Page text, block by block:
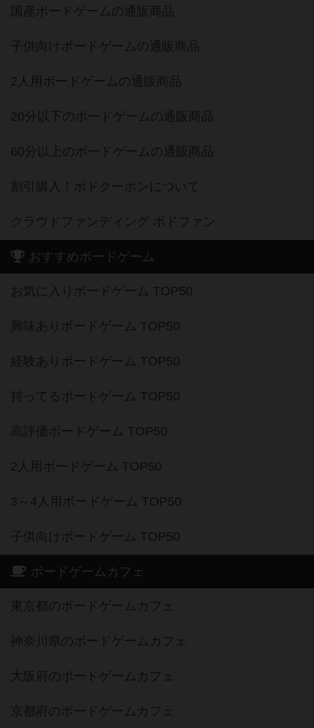
国産ボードゲームの通販商品
子供向けボードゲームの通販商品
2人用ボードゲームの通販商品
20分以下のボードゲームの通販商品
60分以上のボードゲームの通販商品
割引購入！ボドクーポンについて
クラウドファンディング ボドファン
おすすめボードゲーム
お気に入りボードゲーム TOP50
興味ありボードゲーム TOP50
経験ありボードゲーム TOP50
持ってるボードゲーム TOP50
高評価ボードゲーム TOP50
2人用ボードゲーム TOP50
3～4人用ボードゲーム TOP50
子供向けボードゲーム TOP50
ボードゲームカフェ
東京都のボードゲームカフェ
神奈川県のボードゲームカフェ
大阪府のボードゲームカフェ
京都府のボードゲームカフェ